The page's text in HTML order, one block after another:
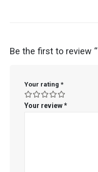
Be the first to review
Your rating *
Your review*